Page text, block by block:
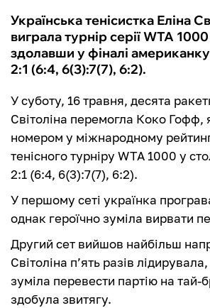
Українська тенісистка Еліна
виграла турнір серії WTA
здолавши у фіналі
2:1 (6:4, 6(3):7(7), 6:2).
У суботу, 16 травня, десята
Світоліна перемогла Коко Гофф,
номером у міжнародному
тенісного турніру WTA 1000 у
2:1 (6:4, 6(3):7(7), 6:2).
У першому сеті українка
однак героїчно зуміла вирвати
Другий сет вийшов найбільш
Світоліна п’ять разів
зуміла перевести партію на тай-
здобула звитягу.